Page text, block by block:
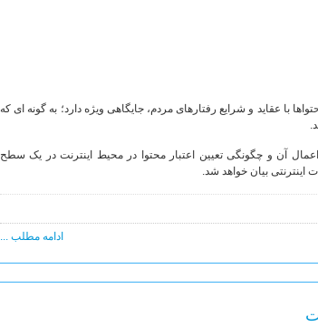
با عقاید و شرایع رفتارهای مردم، جایگاهی ویژه دارد؛ به گونه ای که
آن و چگونگی تعیین اعتبار محتوا در محیط اینترنت در یک سطح
اینترنتی بیان خواهد شد.
ادامه مطلب ...